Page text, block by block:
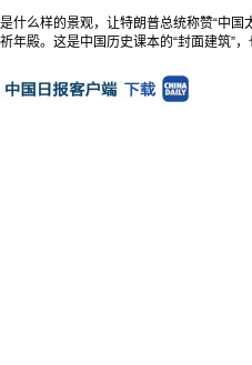
是什么样的景观，让特朗普总统称赞“中
祈年殿。这是中国历史课本的“封面建筑”